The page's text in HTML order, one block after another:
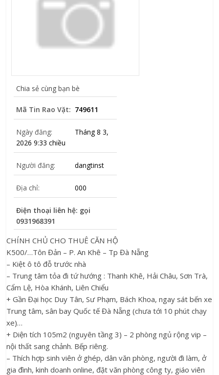
Chia sẻ cùng bạn bè
Mã Tin Rao Vặt: 749611
Ngày đăng:
Tháng 8 3,
2026 9:33 chiều
Người đăng: dangtinst
Địa chỉ: 000
Điện thoại liên hệ: gọi
0931968391
CHÍNH CHỦ CHO THUÊ CĂN HỘ
K500/…Tôn Đản – P. An Khê – Tp Đà Nẵng
– Kiệt ô tô đỗ trước nhà
– Trung tâm tỏa đi tứ hướng : Thanh Khê, Hải Châu, Sơn Trà,
Cẩm Lệ, Hòa Khánh, Liên Chiểu
+ Gần Đại học Duy Tân, Sư Phạm, Bách Khoa, ngay sát bến xe
Trung tâm, sân bay Quốc tế Đà Nẵng (chưa tới 10 phút chạy
xe)…
+ Diện tích 105m2 (nguyên tầng 3) – 2 phòng ngủ rộng vip –
nội thất sang chảnh. Bếp riêng.
– Thích hợp sinh viên ở ghép, dân văn phòng, người đi làm, ở
gia đình, kinh doanh online, đặt văn phòng công ty, giáo viên